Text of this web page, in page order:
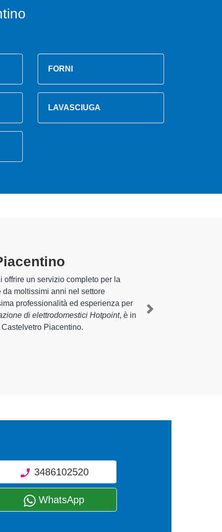
FORNI
LAVASCIUGA
specializzati
pluriennale nel territorio di Castelvetro
Hotpoint a Castelvetro Piacentino,
di diverse tipologie sugli
Next
3486102520
WhatsApp